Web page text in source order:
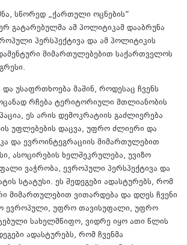
სწორედ „ქართული ოცნების“
გატარებულმა ამ პოლიტიკამ დააბრუნა
პერსპექტივა და ამ პოლიტიკის
მიმართულებებით საქართველოს
და უსაფრთხოება მაშინ, როდესაც ჩვენს
რჩება ტერიტორიული მთლიანობის
ეს არის დემოკრატიის გაძლიერება
უფლებების დაცვა, უფრო ძლიერი და
და ევროინტეგრაციის მიმართულებით
ასოცირების ხელშეკრულება, უვიზო
ვაჭრობა, ევროპული პერსპექტივა და
სტატუსი. ეს შედეგები ადასტურებს, რომ
მიმართულებით ვითარდება და დღეს ჩვენი
ევროპული, უფრო თავისუფალი, უფრო
სახელმწიფო, ვიდრე იყო ათი წლის
ადასტურებს, რომ ჩვენმა